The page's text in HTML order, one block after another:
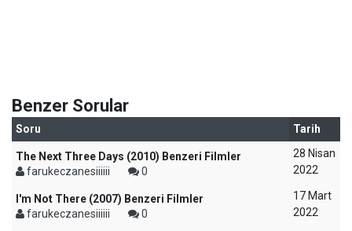
Benzer Sorular
Soru Tarih
The Next Three Days (2010) Benzeri Filmler
farukeczanesiiiiii
0
28 Nisan
2022
I'm Not There (2007) Benzeri Filmler
farukeczanesiiiiii
0
17 Mart
2022